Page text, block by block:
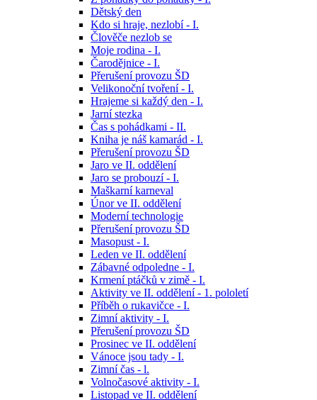
Dětský den
Kdo si hraje, nezlobí - I.
Člověče nezlob se
Moje rodina - I.
Čarodějnice - I.
Přerušení provozu ŠD
Velikonoční tvoření - I.
Hrajeme si každý den - I.
Jarní stezka
Čas s pohádkami - II.
Kniha je náš kamarád - I.
Přerušení provozu ŠD
Jaro ve II. oddělení
Jaro se probouzí - I.
Maškarní karneval
Únor ve II. oddělení
Moderní technologie
Přerušení provozu ŠD
Masopust - I.
Leden ve II. oddělení
Zábavné odpoledne - I.
Krmení ptáčků v zimě - I.
Aktivity ve II. oddělení - 1. pololetí
Příběh o rukavičce - I.
Zimní aktivity - I.
Přerušení provozu ŠD
Prosinec ve II. oddělení
Vánoce jsou tady - I.
Zimní čas - l.
Volnočasové aktivity - I.
Listopad ve II. oddělení